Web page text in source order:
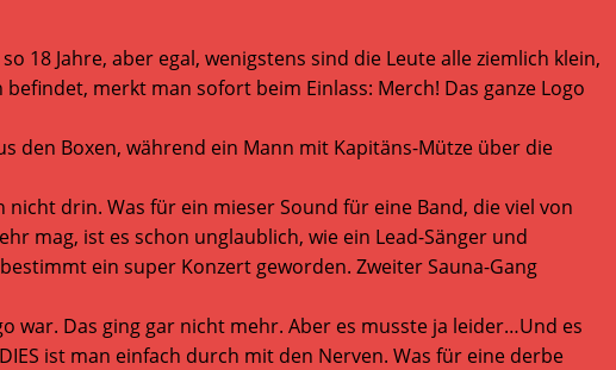
18 Jahre, aber egal, wenigstens sind die Leute alle ziemlich klein,
merkt man sofort beim Einlass: Merch! Das ganze Logo
den Boxen, während ein Mann mit Kapitäns-Mütze über die
nicht drin. Was für ein mieser Sound für eine Band, die viel von
mag, ist es schon unglaublich, wie ein Lead-Sänger und
ein super Konzert geworden. Zweiter Sauna-Gang
war. Das ging gar nicht mehr. Aber es musste ja leider…Und es
ist man einfach durch mit den Nerven. Was für eine derbe